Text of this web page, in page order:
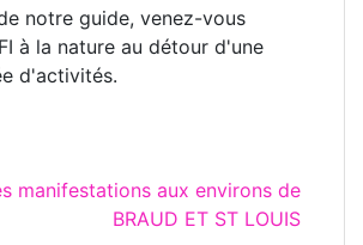
notre guide, venez-vous
à la nature au détour d'une
d'activités.
manifestations aux environs de
BRAUD ET ST LOUIS